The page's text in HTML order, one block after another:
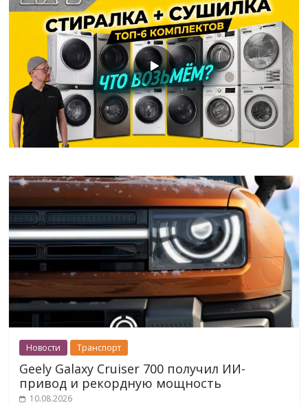
Новости Транспорт
Geely Galaxy Cruiser 700 получил ИИ-
привод и рекордную мощность
10.08.2026